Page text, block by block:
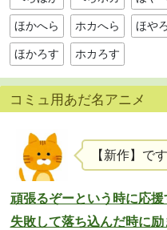
ほかへら ホカへら ほや
ほかろす ホカろす
コミュ用あだ名アニメ
【新作】で
頑張るぞーという時に応援
失敗して落ち込んだ時に励